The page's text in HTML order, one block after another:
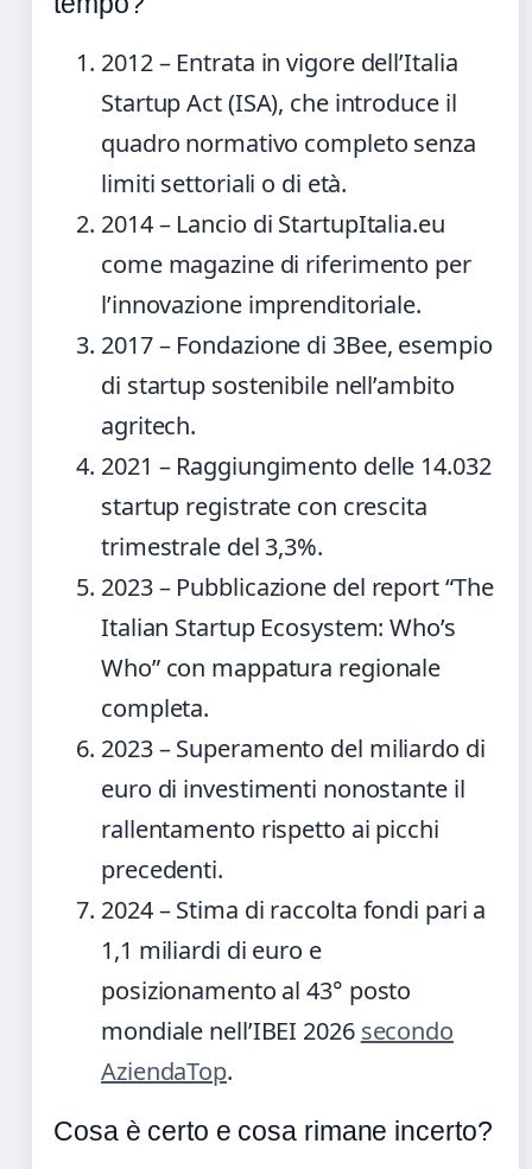
2012– Entrata in vigore dell’Italia
Startup Act (ISA), che introduce il
quadro normativo completo senza
limiti settoriali o di età.
2014– Lancio di StartupItalia.eu
come magazine di riferimento per
l’innovazione imprenditoriale.
2017– Fondazione di 3Bee, esempio
di startup sostenibile nell’ambito
agritech.
2021 – Raggiungimento delle 14.032
startup registrate con crescita
trimestrale del 3,3%.
2023– Pubblicazione del report “The
Italian Startup Ecosystem: Who’s
Who” con mappatura regionale
completa.
2023– Superamento del miliardo di
euro di investimenti nonostante il
rallentamento rispetto ai picchi
precedenti.
2024– Stima di raccolta fondi pari a
1,1 miliardi di euro e
posizionamento al 43° posto
mondiale nell’IBEI 2026 secondo
AziendaTop.
Cosa è certo e cosa rimane incerto?